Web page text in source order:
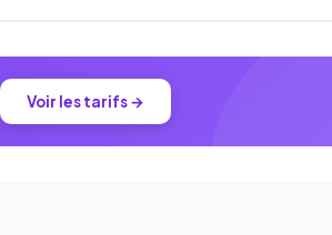
Voir les tarifs →